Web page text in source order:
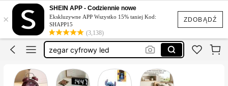
ZDOBĄDŹ
×
SHEIN APP - Codziennie nowe
Ekskluzywne APP Wszystko 15% taniej Kod:
SHAPP15
(3,138)
zegar
budzik
zegar cyfrowy led
zegarek budzik
zegar